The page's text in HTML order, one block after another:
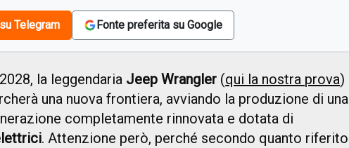
Telegram Fonte preferita su Google
la leggendaria Jeep Wrangler (qui la nostra prova)
una nuova frontiera, avviando la produzione di una
completamente rinnovata e dotata di
. Attenzione però, perché secondo quanto riferito